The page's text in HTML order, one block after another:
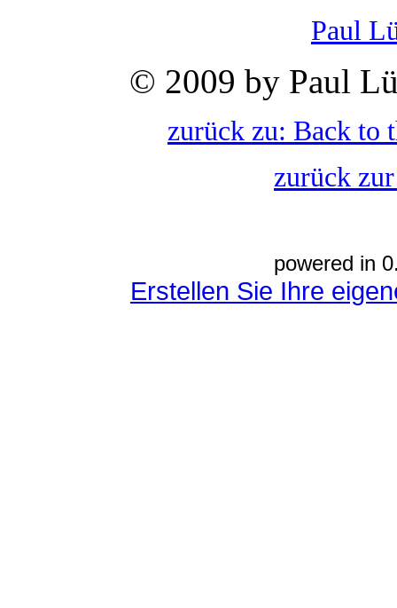
Paul
© 2009 by Paul
zurück zu: Back to
zurück
powered in
Erstellen Sie Ihre